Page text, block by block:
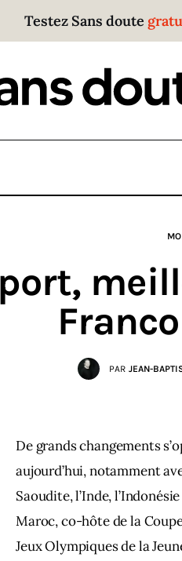
Testez Sans doute
Sans
Parce que plus
des choses à dire.
PAR JEAN-
De grands changements
aujourd’hui, notamment
Saoudite, l’Inde,
Maroc, co-hôte de la
Jeux Olympiques de la